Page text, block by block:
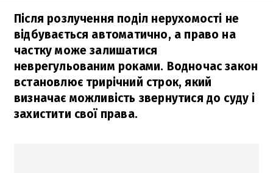
Після розлучення поділ нерухомості не
відбувається автоматично, а право на
частку може залишатися
неврегульованим роками. Водночас закон
встановлює трирічний строк, який
визначає можливість звернутися до суду і
захистити свої права.